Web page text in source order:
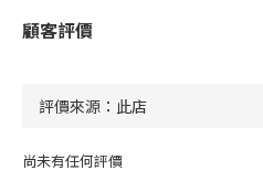
顧客評價
尚未有任何評價